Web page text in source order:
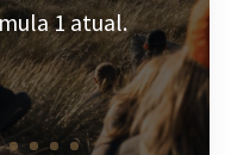
1 atual.